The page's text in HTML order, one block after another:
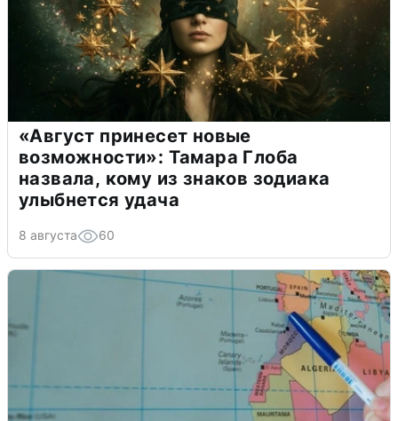
«Август принесет новые
возможности»: Тамара Глоба
назвала, кому из знаков зодиака
улыбнется удача
8 августа 60